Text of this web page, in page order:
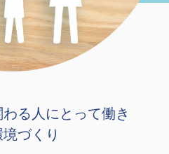
る人にとって働き
づくり